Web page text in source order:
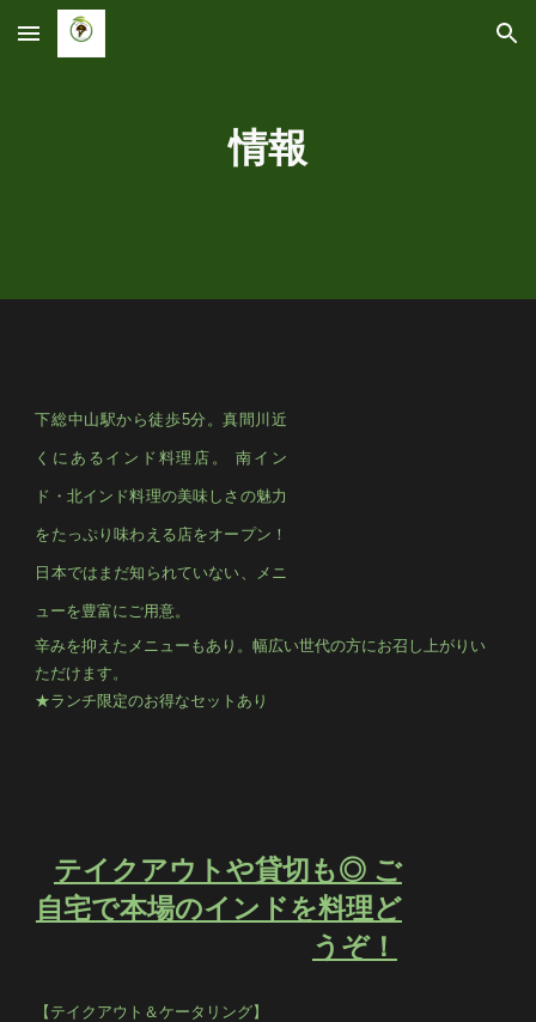
Skip to main content Skip to navigation
情報
下総中山駅から徒歩5分。真間川近
くにあるインド料理店。 南イン
ド・北インド料理の美味しさの魅力
をたっぷり味わえる店をオープン！
日本ではまだ知られていない、メニ
ューを豊富にご用意。
辛みを抑えたメニューもあり。幅広い世代の方にお召し上がりい
ただけます。
★ランチ限定のお得なセットあり
テイクアウトや貸切も◎ ご
自宅で本場のインドを料理ど
うぞ！
【テイクアウト＆ケータリング】